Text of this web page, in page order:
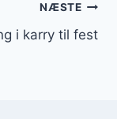
NÆSTE
i karry til fest